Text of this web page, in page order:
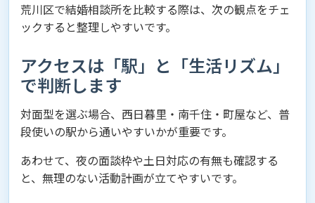
荒川区で結婚相談所を比較する際は、次の観点をチェ
ックすると整理しやすいです。
アクセスは「駅」と「生活リズム」
で判断します
対面型を選ぶ場合、西日暮里・南千住・町屋など、普
段使いの駅から通いやすいかが重要です。
あわせて、夜の面談枠や土日対応の有無も確認する
と、無理のない活動計画が立てやすいです。